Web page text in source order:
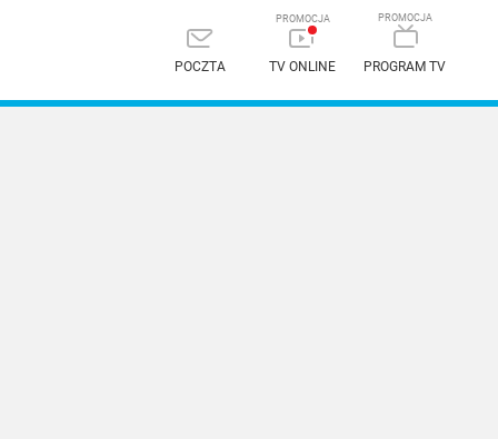
POCZTA TV ONLINE PROGRAM TV